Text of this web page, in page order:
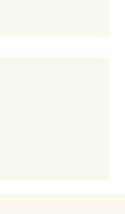
twitter